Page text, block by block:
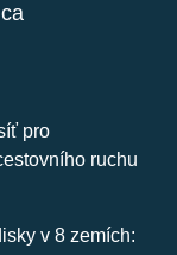
pro
ruchu
v 8 zemích: